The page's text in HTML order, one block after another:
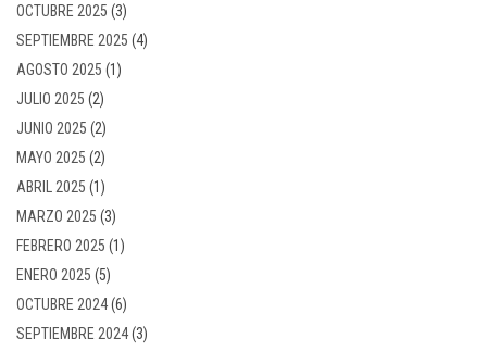
OCTUBRE 2025 (3)
SEPTIEMBRE 2025 (4)
AGOSTO 2025 (1)
JULIO 2025 (2)
JUNIO 2025 (2)
MAYO 2025 (2)
ABRIL 2025 (1)
MARZO 2025 (3)
FEBRERO 2025 (1)
ENERO 2025 (5)
OCTUBRE 2024(6)
SEPTIEMBRE 2024(3)